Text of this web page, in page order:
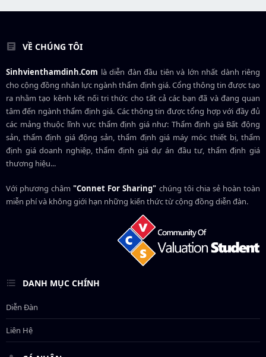
VỀ CHÚNG TÔI
Sinhvienthamdinh.Com là diễn đàn đầu tiên và lớn nhất dành riêng
cho cộng đồng nhân lực ngànhthẩm định giá. Cổng thông tin được tạo
ra nhằm tạo kênh kết nối tri thức cho tất cả các bạn đã và đang quan
tâm đến ngành thẩm định giá. Các thông tin được tổng hợp với đầy đủ
các mảng thuộc lĩnh vực thẩm định giá như: Thẩm định giá Bất động
sản, thẩm định giá động sản, thẩm định giá máy móc thiết bị, thẩm
định giá doanh nghiệp, thẩm định giá dự án đầu tư, thẩm định giá
thương hiệu...
Với phương châm"Connet For Sharing" chúng tôi chia sẻ hoàn toàn
miễn phí và không giới hạn những kiến thức từ cộng đồng diễn đàn.
DANH MỤC CHÍNH
Diễn Đàn
Liên Hệ